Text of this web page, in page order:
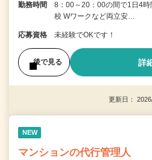
勤務時間
8：00～20：00の間で1日4
校 Wワークなど両立安…
応募資格 未経験でOKです！
後で見る 詳
更新日：
NEW
マンションの代行管理人